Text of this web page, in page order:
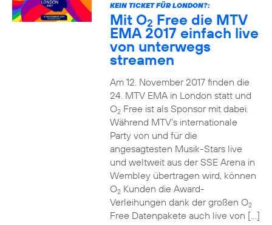
KEIN TICKET FÜR LONDON?:
Mit O2 Free die MTV
EMA 2017 einfach live
von unterwegs
streamen
Am 12. November 2017 finden die
24. MTV EMA in London statt und
O2Free ist als Sponsor mit dabei.
Während MTV’s internationale
Party von und für die
angesagtesten Musik-Stars live
und weltweit aus der SSE Arena in
Wembley übertragen wird, können
O2Kunden die Award-
Verleihungen dank der großen O2
Free Datenpakete auch live von […]